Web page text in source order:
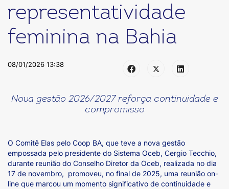
representatividade
feminina na Bahia
08/01/2026 13:38
Nova gestão 2026/2027 reforça continuidade e
compromisso
O Comitê Elas pelo Coop BA, que teve a nova gestão
empossada pelo presidente do Sistema Oceb, Cergio Tecchio,
durante reunião do Conselho Diretor da Oceb, realizada no dia
17 de novembro, promoveu, no final de 2025, uma reunião on-
line que marcou um momento significativo de continuidade e